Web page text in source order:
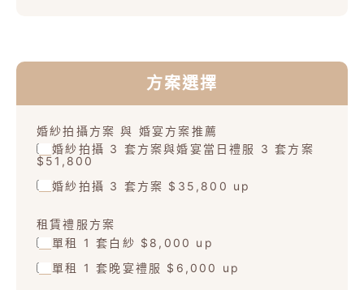
方案選擇
婚紗拍攝方案 與 婚宴方案推薦
婚紗拍攝 3 套方案與婚宴當日禮服 3 套方案
$51,800
婚紗拍攝 3 套方案 $35,800 up
租賃禮服方案
單租 1 套白紗 $8,000 up
單租 1 套晚宴禮服 $6,000 up